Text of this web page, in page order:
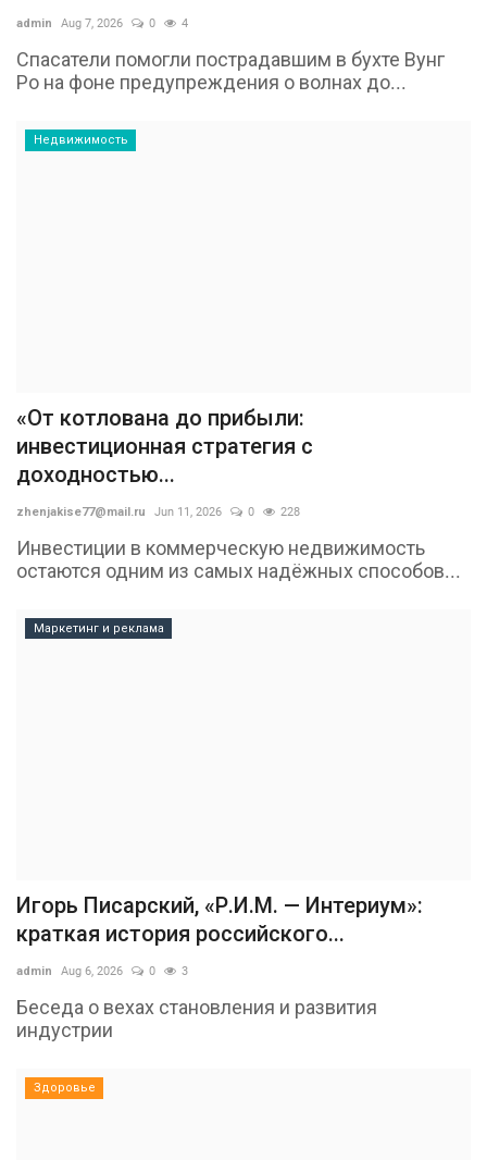
admin Aug 7, 2026 0 4
Спасатели помогли пострадавшим в бухте Вунг
Ро на фоне предупреждения о волнах до...
Недвижимость
«От котлована до прибыли:
инвестиционная стратегия с
доходностью...
zhenjakise77@mail.ru Jun 11, 2026 0 228
Инвестиции в коммерческую недвижимость
остаются одним из самых надёжных способов...
Маркетинг и реклама
Игорь Писарский, «Р.И.М. — Интериум»:
краткая история российского...
admin Aug 6, 2026 0 3
Беседа о вехах становления и развития
индустрии
Здоровье